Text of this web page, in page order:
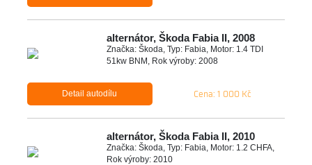
alternátor, Škoda Fabia II, 2008
Značka: Škoda, Typ: Fabia, Motor: 1.4 TDI
51kw BNM, Rok výroby: 2008
Detail autodílu Cena: 1 000 Kč
alternátor, Škoda Fabia II, 2010
Značka: Škoda, Typ: Fabia, Motor: 1.2 CHFA,
Rok výroby: 2010